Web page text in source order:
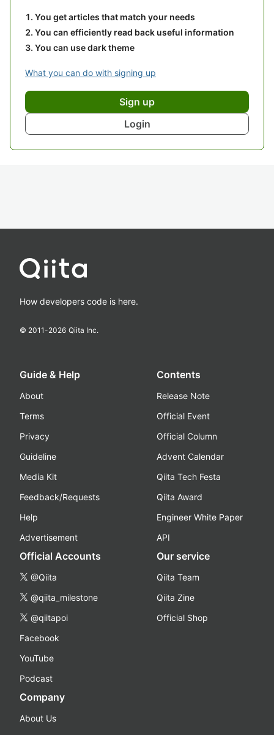
You get articles that match your needs
You can efficiently read back useful information
You can use dark theme
What you can do with signing up
Sign up
Login
How developers code is here.
© 2011-2026 Qiita Inc.
Guide & Help
About
Terms
Privacy
Guideline
Media Kit
Feedback/Requests
Help
Advertisement
Contents
Release Note
Official Event
Official Column
Advent Calendar
Qiita Tech Festa
Qiita Award
Engineer White Paper
API
Official Accounts
@Qiita
@qiita_milestone
@qiitapoi
Facebook
YouTube
Podcast
Our service
Qiita Team
Qiita Zine
Official Shop
Company
About Us